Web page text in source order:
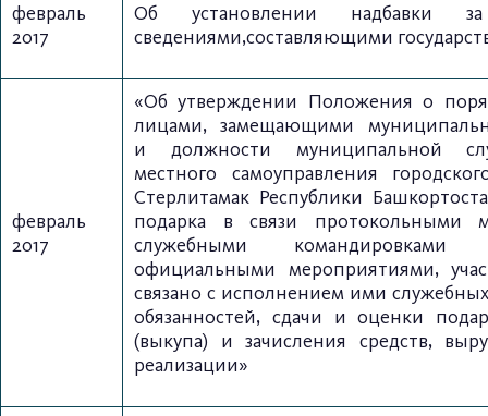
февраль
2017
Об установлении надбавки
сведениями,составляющими
февраль
2017
«Об утверждении Положения о
лицами,замещающими
и должности муниципальной
местного самоуправления
Стерлитамак Республики
подарка в связи протокольными
служебными
официальными мероприятиями,
связано с исполнением ими
обязанностей, сдачи и оценки
(выкупа) и зачисления средств,
реализации»